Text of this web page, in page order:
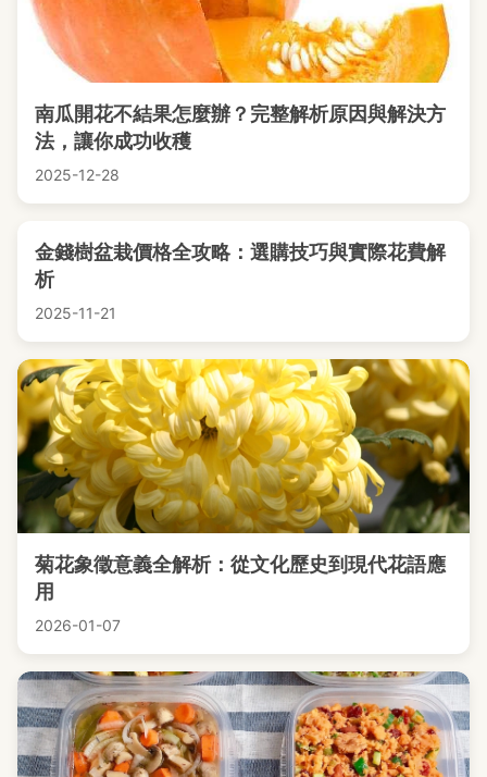
南瓜開花不結果怎麼辦？完整解析原因與解決方
法，讓你成功收穫
2025-12-28
金錢樹盆栽價格全攻略：選購技巧與實際花費解
析
2025-11-21
菊花象徵意義全解析：從文化歷史到現代花語應
用
2026-01-07